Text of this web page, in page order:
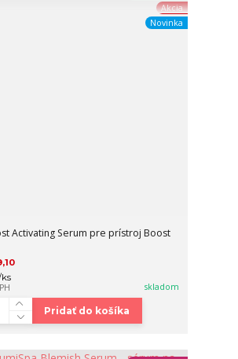
Akcia
Novinka
Activating Serum pre prístroj Boost
ks
skladom
Pridať do košíka